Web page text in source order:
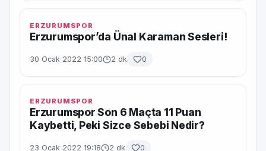
ERZURUMSPOR
Erzurumspor’da Ünal Karaman Sesleri!
30 Ocak 2022 15:00 2 dk 0
ERZURUMSPOR
Erzurumspor Son 6 Maçta 11 Puan
Kaybetti, Peki Sizce Sebebi Nedir?
23 Ocak 2022 19:18 2 dk 0